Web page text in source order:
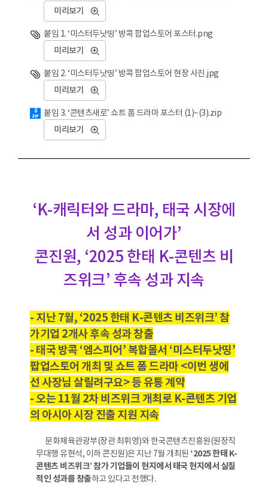
미리보기
붙임 1. ‘미스터두낫띵’ 방콕 팝업스토어 포스터.png
미리보기
붙임 2. ‘미스터두낫띵’ 방콕 팝업스토어 현장 사진.jpg
미리보기
붙임 3. ‘콘텐츠새로’ 쇼트 폼 드라마 포스터 (1)~(3).zip
미리보기
‘K-캐릭터와 드라마, 태국 시장에
서 성과 이어가’
콘진원, ‘2025 한태 K-콘텐츠 비
즈위크’ 후속 성과 지속
- 지난 7월, ‘2025 한태 K-콘텐츠 비즈위크’ 참
가기업 2개사 후속 성과 창출
- 태국 방콕 ‘엠스피어’ 복합몰서 ‘미스터두낫띵’
팝업스토어 개최 및 쇼트 폼 드라마 <이번 생에
선 사장님 살릴려구요> 등 유통 계약
- 오는 11월 2차 비즈위크 개최로 K-콘텐츠 기업
의 아시아 시장 진출 지원 지속
문화체육관광부(장관 최휘영)와 한국콘텐츠진흥원(원장직
무대행 유현석, 이하 콘진원)은 지난 7월 개최된 ‘2025 한태 K-
콘텐츠 비즈위크’ 참가 기업들이 현지에서 태국 현지에서 실질
적인 성과를 창출하고 있다고 전했다.